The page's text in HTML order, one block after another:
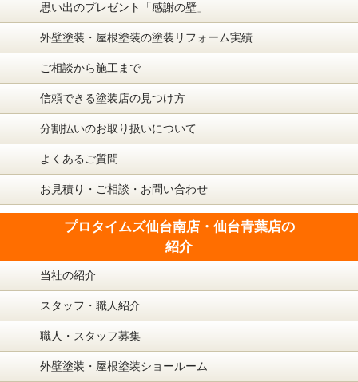
思い出のプレゼント「感謝の壁」
外壁塗装・屋根塗装の塗装リフォーム実績
ご相談から施工まで
信頼できる塗装店の見つけ方
分割払いのお取り扱いについて
よくあるご質問
お見積り・ご相談・お問い合わせ
プロタイムズ仙台南店・仙台青葉店の
紹介
当社の紹介
スタッフ・職人紹介
職人・スタッフ募集
外壁塗装・屋根塗装ショールーム